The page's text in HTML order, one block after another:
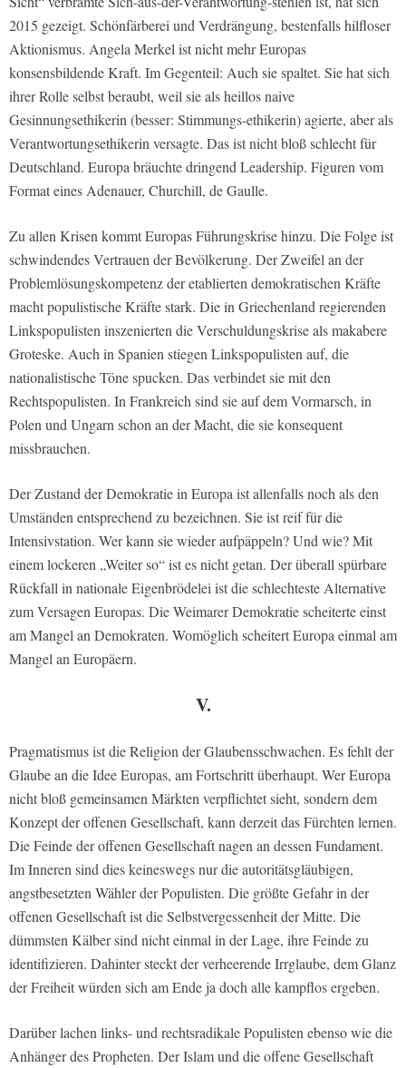
2015 gezeigt. Schönfärberei und Verdrängung, bestenfalls hilfloser
Aktionismus. Angela Merkel ist nicht mehr Europas
konsensbildende Kraft. Im Gegenteil: Auch sie spaltet. Sie hat sich
ihrer Rolle selbst beraubt, weil sie als heillos naive
Gesinnungsethikerin (besser: Stimmungs-ethikerin) agierte, aber als
Verantwortungsethikerin versagte. Das ist nicht bloß schlecht für
Deutschland. Europa bräuchte dringend Leadership. Figuren vom
Format eines Adenauer, Churchill, de Gaulle.
Zu allen Krisen kommt Europas Führungskrise hinzu. Die Folge ist
schwindendes Vertrauen der Bevölkerung. Der Zweifel an der
Problemlösungskompetenz der etablierten demokratischen Kräfte
macht populistische Kräfte stark. Die in Griechenland regierenden
Linkspopulisten inszenierten die Verschuldungskrise als makabere
Groteske. Auch in Spanien stiegen Linkspopulisten auf, die
nationalistische Töne spucken. Das verbindet sie mit den
Rechtspopulisten. In Frankreich sind sie auf dem Vormarsch, in
Polen und Ungarn schon an der Macht, die sie konsequent
missbrauchen.
Der Zustand der Demokratie in Europa ist allenfalls noch als den
Umständen entsprechend zu bezeichnen. Sie ist reif für die
Intensivstation. Wer kann sie wieder aufpäppeln? Und wie? Mit
einem lockeren „Weiter so“ ist es nicht getan. Der überall spürbare
Rückfall in nationale Eigenbrödelei ist die schlechteste Alternative
zum Versagen Europas. Die Weimarer Demokratie scheiterte einst
am Mangel an Demokraten. Womöglich scheitert Europa einmal am
Mangel an Europäern.
V.
Pragmatismus ist die Religion der Glaubensschwachen. Es fehlt der
Glaube an die Idee Europas, am Fortschritt überhaupt. Wer Europa
nicht bloß gemeinsamen Märkten verpflichtet sieht, sondern dem
Konzept der offenen Gesellschaft, kann derzeit das Fürchten lernen.
Die Feinde der offenen Gesellschaft nagen an dessen Fundament.
Im Inneren sind dies keineswegs nur die autoritätsgläubigen,
angstbesetzten Wähler der Populisten. Die größte Gefahr in der
offenen Gesellschaft ist die Selbstvergessenheit der Mitte. Die
dümmsten Kälber sind nicht einmal in der Lage, ihre Feinde zu
identifizieren. Dahinter steckt der verheerende Irrglaube, dem Glanz
der Freiheit würden sich am Ende ja doch alle kampflos ergeben.
Darüber lachen links- und rechtsradikale Populisten ebenso wie die
Anhänger des Propheten. Der Islam und die offene Gesellschaft